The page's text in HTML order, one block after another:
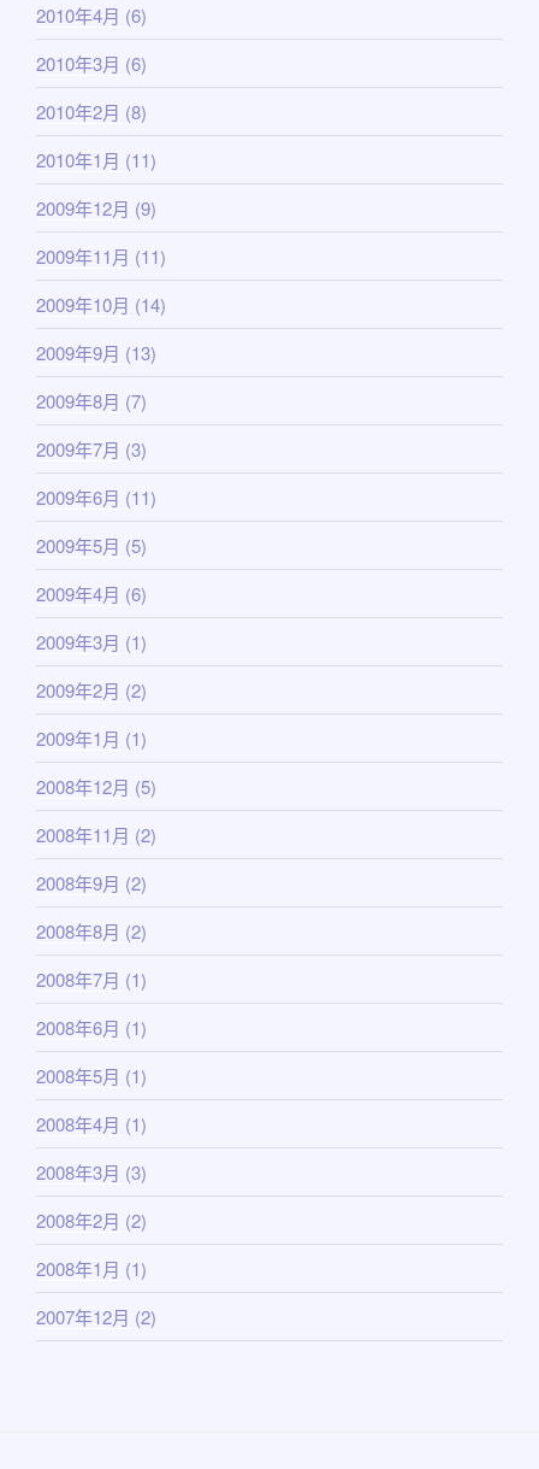
2010年4月 (6)
2010年3月 (6)
2010年2月 (8)
2010年1月 (11)
2009年12月 (9)
2009年11月 (11)
2009年10月 (14)
2009年9月 (13)
2009年8月 (7)
2009年7月 (3)
2009年6月 (11)
2009年5月 (5)
2009年4月 (6)
2009年3月 (1)
2009年2月 (2)
2009年1月 (1)
2008年12月 (5)
2008年11月 (2)
2008年9月 (2)
2008年8月 (2)
2008年7月 (1)
2008年6月 (1)
2008年5月 (1)
2008年4月 (1)
2008年3月 (3)
2008年2月 (2)
2008年1月 (1)
2007年12月 (2)